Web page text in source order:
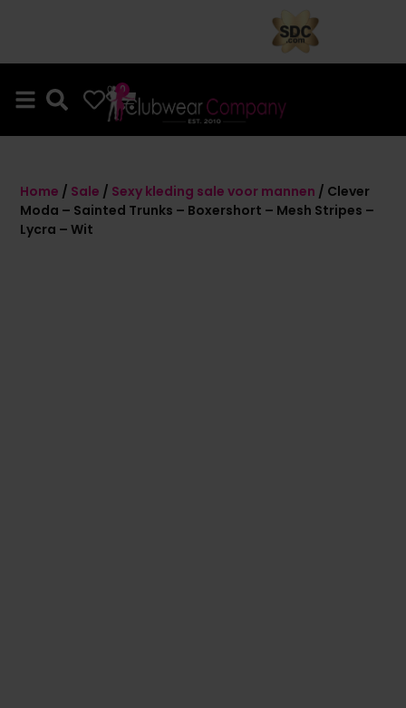
0 0
Home / Sale / Sexy kleding sale voor mannen / Clever
Moda – Sainted Trunks – Boxershort – Mesh Stripes –
Lycra – Wit